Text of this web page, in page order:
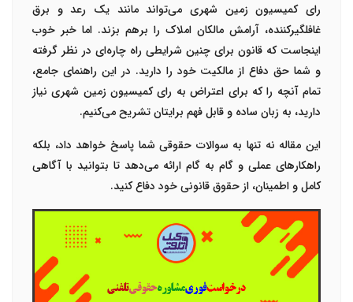
رای کمیسیون زمین شهری می‌تواند مانند یک رعد و برق
غافلگیرکننده، آرامش مالکان املاک را برهم بزند. اما خبر خوب
اینجاست که قانون برای چنین شرایطی راه چاره‌ای در نظر گرفته
و شما حق دفاع از مالکیت خود را دارید. در این راهنمای جامع،
تمام آنچه را که برای اعتراض به رای کمیسیون زمین شهرینیاز
دارید، به زبان ساده و قابل فهم برایتان تشریح می‌کنیم.
این مقاله نه تنها به سوالات حقوقی شما پاسخ خواهد داد، بلکه
راهکارهای عملی و گام به گام ارائه می‌دهد تا بتوانید با آگاهی
کامل و اطمینان، از حقوق قانونی خود دفاع کنید.